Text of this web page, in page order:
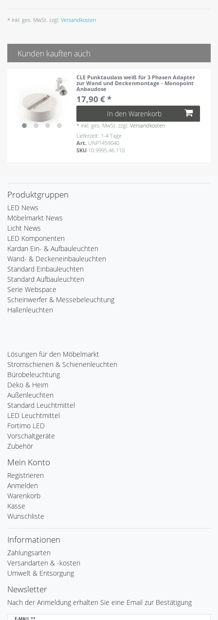
* inkl. ges. MwSt. zzgl. Versandkosten
Kunden kauften auch
CLE Punktauslass weiß für 3 Phasen Adapter
zur Wand und Deckenmontage - Monopoint
Anbaudose
17,90 € *
In den Warenkorb
* inkl. ges. MwSt. zzgl.Versandkosten
Lieferzeit: 1-4 Tage
Art. UNP1459040
SKU 10.9995.46.110
Produktgruppen
LED News
Möbelmarkt News
Licht News
LED Komponenten
Kardan Ein- & Aufbauleuchten
Wand- & Deckeneinbauleuchten
Standard Einbauleuchten
Standard Aufbauleuchten
Serie Webspace
Scheinwerfer & Messebeleuchtung
Hallenleuchten
Lösungen für den Möbelmarkt
Stromschienen & Schienenleuchten
Bürobeleuchtung
Deko & Heim
Außenleuchten
Standard Leuchtmittel
LED Leuchtmittel
Fortimo LED
Vorschaltgeräte
Zubehör
Mein Konto
Registrieren
Anmelden
Warenkorb
Kasse
Wunschliste
Informationen
Zahlungsarten
Versandarten & -kosten
Umwelt & Entsorgung
Newsletter
Nach der Anmeldung erhalten Sie eine Email zur Bestätigung